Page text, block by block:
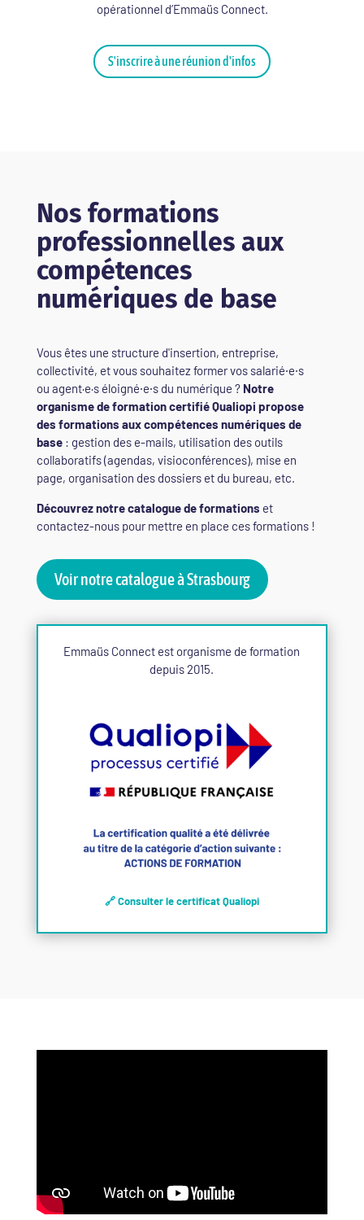
opérationnel d’Emmaüs Connect.
S'inscrire à une réunion d'infos
Nos formations
professionnelles aux
compétences
numériques de base
Vous êtes une structure d'insertion, entreprise,
collectivité, et vous souhaitez former vos salarié⸱e⸱s
ou agent·e·s éloigné⸱e⸱s du numérique ? Notre
organisme de formation certifié Qualiopi propose
des formations aux compétences numériques de
base: gestion des e-mails, utilisation des outils
collaboratifs (agendas, visioconférences), mise en
page, organisation des dossiers et du bureau, etc.
Découvrez notre catalogue de formations et
contactez-nous pour mettre en place ces formations !
Voir notre catalogue à Strasbourg
Emmaüs Connect est organisme de formation
depuis 2015.
🔗 Consulter le certificat Qualiopi